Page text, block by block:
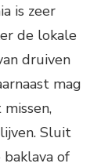
is zeer
de lokale
druiven
mag
Sluit
of